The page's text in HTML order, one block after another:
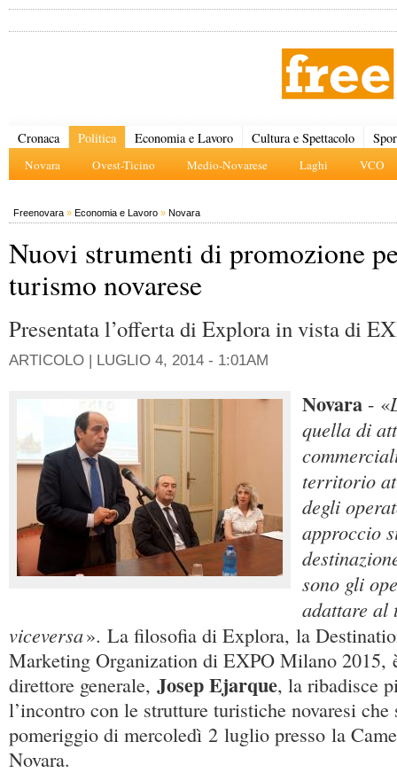
Cronaca Politica
Novara Ovest-Ticino Medio-Novarese Laghi VCO
Economia e Lavoro Cultura e Spettacolo
Freenovara » Economia e Lavoro » Novara
Nuovi strumenti di promozione
turismo novarese
Presentata l’offerta di Explora in vista di
ARTICOLO | LUGLIO 4, 2014 - 1:01AM
Novara - «
quella di
territorio
degli
approccio
sono gli
adattare al
viceversa». La filosofia di Explora, la
Marketing Organization di EXPO Milano 2015,
direttore generale, Josep Ejarque, la ribadisce
l’incontro con le strutture turistiche novaresi
pomeriggio di mercoledì 2 luglio presso la
Novara.